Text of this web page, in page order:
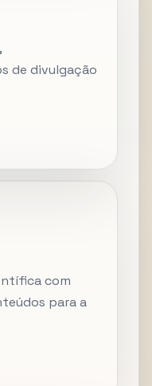
de divulgação
com
para a